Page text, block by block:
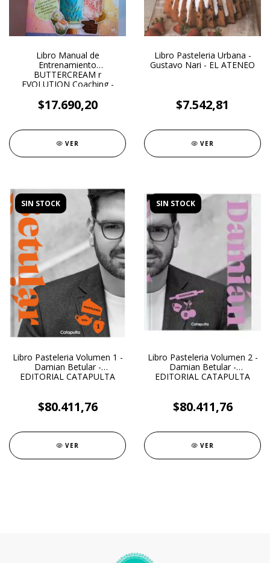
Libro Manual de
Entrenamiento
BUTTERCREAM r
EVOLUTION Coaching -
$17.690,20
VER
Libro Pasteleria Urbana -
Gustavo Nari - EL ATENEO
$7.542,81
VER
SIN STOCK
Libro Pasteleria Volumen 1 -
Damian Betular -
EDITORIAL CATAPULTA
$80.411,76
VER
SIN STOCK
Libro Pasteleria Volumen 2 -
Damian Betular -
EDITORIAL CATAPULTA
$80.411,76
VER